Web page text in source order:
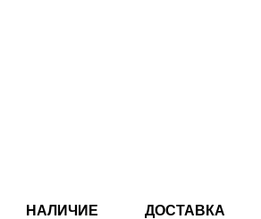
НАЛИЧИЕ ДОСТАВКА